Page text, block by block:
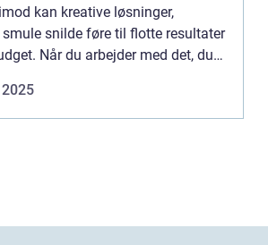
kan kreative løsninger,
snilde føre til flotte resultater
Når du arbejder med det, du